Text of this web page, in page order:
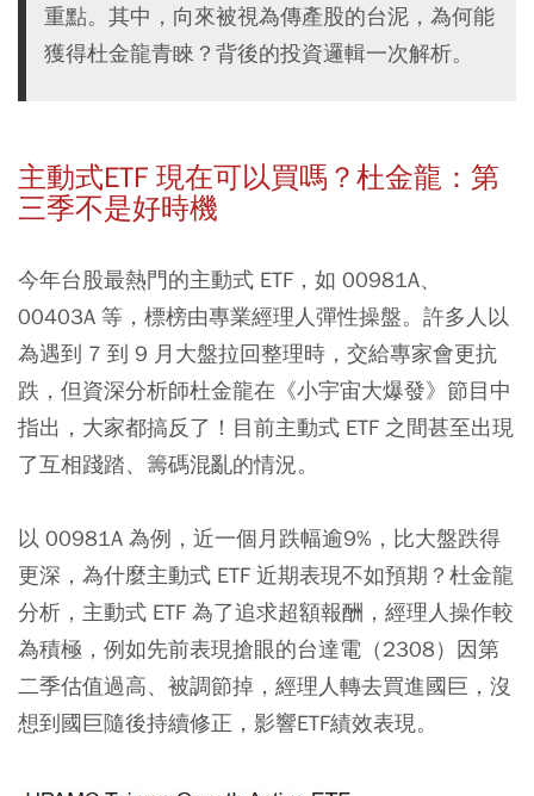
重點。其中，向來被視為傳產股的台泥，為何能
獲得杜金龍青睞？背後的投資邏輯一次解析。
主動式ETF 現在可以買嗎？杜金龍：第
三季不是好時機
今年台股最熱門的主動式 ETF，如 00981A、
00403A 等，標榜由專業經理人彈性操盤。許多人以
為遇到 7 到 9 月大盤拉回整理時，交給專家會更抗
跌，但資深分析師杜金龍在《小宇宙大爆發》節目中
指出，大家都搞反了！目前主動式 ETF 之間甚至出現
了互相踐踏、籌碼混亂的情況。
以 00981A 為例，近一個月跌幅逾9%，比大盤跌得
更深，為什麼主動式 ETF 近期表現不如預期？杜金龍
分析，主動式 ETF 為了追求超額報酬，經理人操作較
為積極，例如先前表現搶眼的台達電（2308）因第
二季估值過高、被調節掉，經理人轉去買進國巨，沒
想到國巨隨後持續修正，影響ETF績效表現。